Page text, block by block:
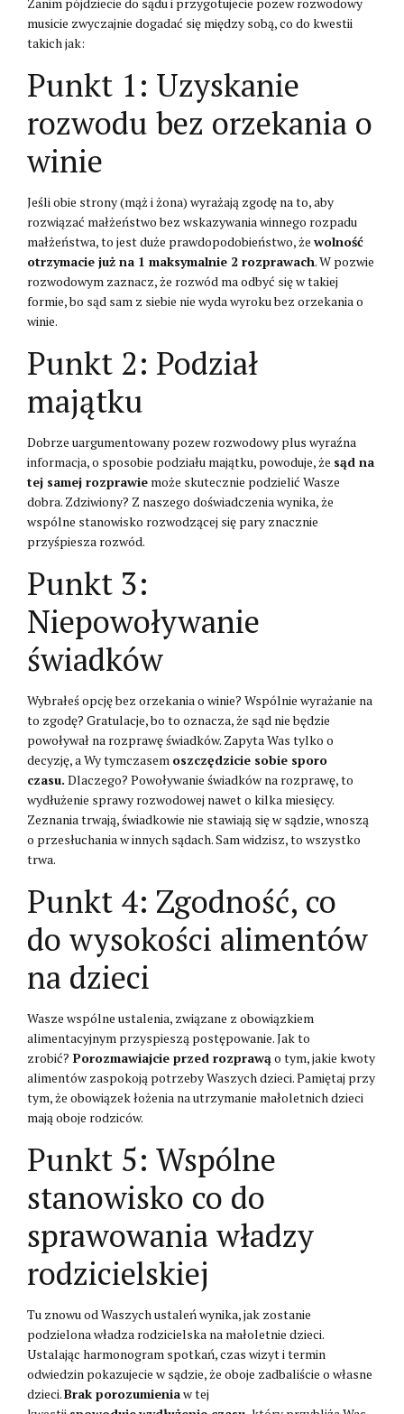
Zanim pójdziecie do sądu i przygotujecie pozew rozwodowy
musicie zwyczajnie dogadać się między sobą, co do kwestii
takich jak:
Punkt 1: Uzyskanie
rozwodu bez orzekania o
winie
Jeśli obie strony (mąż i żona) wyrażają zgodę na to, aby
rozwiązać małżeństwo bez wskazywania winnego rozpadu
małżeństwa, to jest duże prawdopodobieństwo, że wolność
otrzymacie już na 1 maksymalnie 2 rozprawach. W pozwie
rozwodowym zaznacz, że rozwód ma odbyć się w takiej
formie, bo sąd sam z siebie nie wyda wyroku bez orzekania o
winie.
Punkt 2: Podział
majątku
Dobrze uargumentowany pozew rozwodowy plus wyraźna
informacja, o sposobie podziału majątku, powoduje, że sąd na
tej samej rozprawie może skutecznie podzielić Wasze
dobra. Zdziwiony? Z naszego doświadczenia wynika, że
wspólne stanowisko rozwodzącej się pary znacznie
przyśpiesza rozwód.
Punkt 3:
Niepowoływanie
świadków
Wybrałeś opcję bez orzekania o winie? Wspólnie wyrażanie na
to zgodę? Gratulacje, bo to oznacza, że sąd nie będzie
powoływał na rozprawę świadków. Zapyta Was tylko o
decyzję, a Wy tymczasem oszczędzicie sobie sporo
czasu. Dlaczego? Powoływanie świadków na rozprawę, to
wydłużenie sprawy rozwodowej nawet o kilka miesięcy.
Zeznania trwają, świadkowie nie stawiają się w sądzie, wnoszą
o przesłuchania w innych sądach. Sam widzisz, to wszystko
trwa.
Punkt 4: Zgodność, co
do wysokości alimentów
na dzieci
Wasze wspólne ustalenia, związane z obowiązkiem
alimentacyjnym przyspieszą postępowanie. Jak to
zrobić? Porozmawiajcie przed rozprawąo tym, jakie kwoty
alimentów zaspokoją potrzeby Waszych dzieci. Pamiętaj przy
tym, że obowiązek łożenia na utrzymanie małoletnich dzieci
mają oboje rodziców.
Punkt 5: Wspólne
stanowisko co do
sprawowania władzy
rodzicielskiej
Tu znowu od Waszych ustaleń wynika, jak zostanie
podzielona władza rodzicielska na małoletnie dzieci.
Ustalając harmonogram spotkań, czas wizyt i termin
odwiedzin pokazujecie w sądzie, że oboje zadbaliście o własne
dzieci.Brak porozumieniaw tej